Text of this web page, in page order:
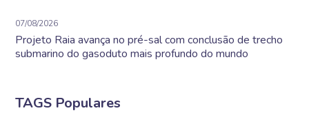
07/08/2026
Projeto Raia avança no pré-sal com conclusão de trecho
submarino do gasoduto mais profundo do mundo
TAGS Populares